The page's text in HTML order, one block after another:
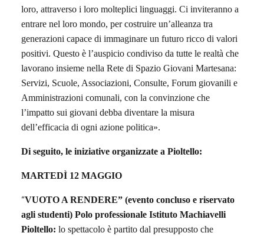
loro, attraverso i loro molteplici linguaggi. Ci inviteranno a
entrare nel loro mondo, per costruire un’alleanza tra
generazioni capace di immaginare un futuro ricco di valori
positivi. Questo è l’auspicio condiviso da tutte le realtà che
lavorano insieme nella Rete di Spazio Giovani Martesana:
Servizi, Scuole, Associazioni, Consulte, Forum giovanili e
Amministrazioni comunali, con la convinzione che
l’impatto sui giovani debba diventare la misura
dell’efficacia di ogni azione politica».
Di seguito, le iniziative organizzate a Pioltello:
MARTEDÌ 12 MAGGIO
“VUOTO A RENDERE” (evento concluso e riservato
agli studenti) Polo professionale Istituto Machiavelli
Pioltello: lo spettacolo è partito dal presupposto che